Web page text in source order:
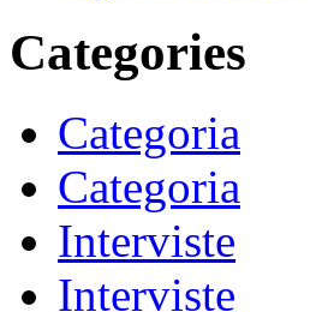
Categories
Categoria
Categoria
Interviste
Interviste